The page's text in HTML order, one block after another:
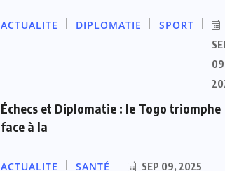
ACTUALITE DIPLOMATIE SPORT
Échecs et Diplomatie : le Togo triomphe
face à la
ACTUALITE SANTÉ SEP 09, 2025